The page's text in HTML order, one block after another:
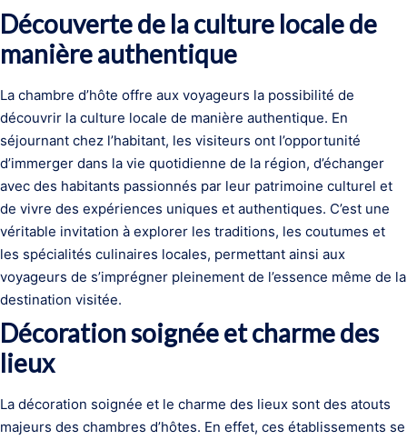
Découverte de la culture locale de
manière authentique
La chambre d’hôte offre aux voyageurs la possibilité de
découvrir la culture locale de manière authentique. En
séjournant chez l’habitant, les visiteurs ont l’opportunité
d’immerger dans la vie quotidienne de la région, d’échanger
avec des habitants passionnés par leur patrimoine culturel et
de vivre des expériences uniques et authentiques. C’est une
véritable invitation à explorer les traditions, les coutumes et
les spécialités culinaires locales, permettant ainsi aux
voyageurs de s’imprégner pleinement de l’essence même de la
destination visitée.
Décoration soignée et charme des
lieux
La décoration soignée et le charme des lieux sont des atouts
majeurs des chambres d’hôtes. En effet, ces établissements se